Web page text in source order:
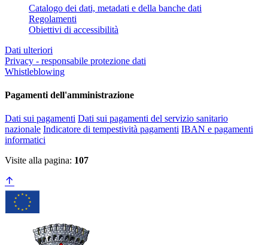
Catalogo dei dati, metadati e della banche dati
Regolamenti
Obiettivi di accessibilità
Dati ulteriori
Privacy - responsabile protezione dati
Whistleblowing
Pagamenti dell'amministrazione
Dati sui pagamenti Dati sui pagamenti del servizio sanitario
nazionale Indicatore di tempestività pagamenti IBAN e pagamenti
informatici
Visite alla pagina: 107